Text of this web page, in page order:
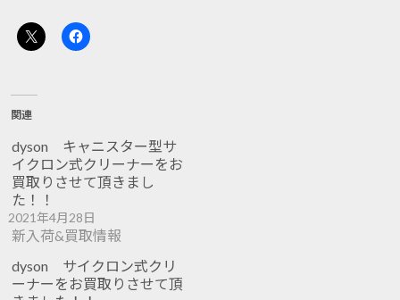
関連
dyson キャニスター型サ
イクロン式クリーナーをお
買取りさせて頂きまし
た！！
2021年4月28日
新入荷&買取情報
dyson サイクロン式クリ
ーナーをお買取りさせて頂